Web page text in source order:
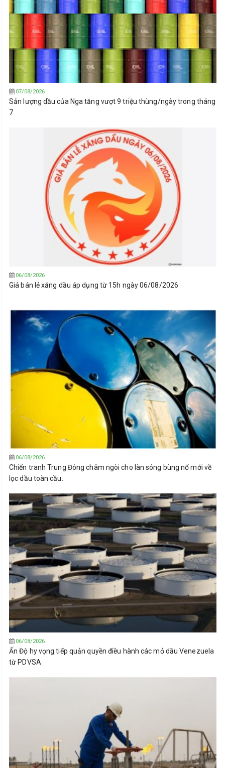
07/08/2026
Sản lượng dầu của Nga tăng vượt 9 triệu thùng/ngày trong tháng
7
06/08/2026
Giá bán lẻ xăng dầu áp dụng từ 15h ngày 06/08/2026
06/08/2026
Chiến tranh Trung Đông châm ngòi cho làn sóng bùng nổ mới về
lọc dầu toàn cầu.
06/08/2026
Ấn Độ hy vọng tiếp quản quyền điều hành các mỏ dầu Venezuela
từ PDVSA